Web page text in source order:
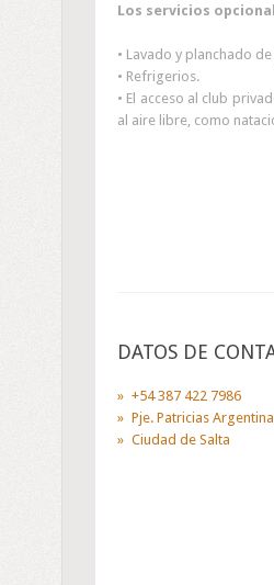
Los servicios
• Lavado y planchado
• Refrigerios.
• El acceso al club
al aire libre, como
DATOS DE
+54 387 422 7986
Pje. Patricias
Ciudad de Salta